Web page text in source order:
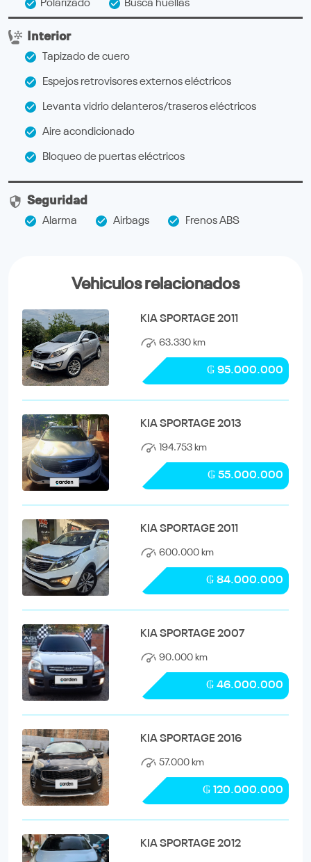
Polarizado Busca huellas
Interior
Tapizado de cuero
Espejos retrovisores externos eléctricos
Levanta vidrio delanteros/traseros eléctricos
Aire acondicionado
Bloqueo de puertas eléctricos
Seguridad
Alarma Airbags Frenos ABS
Vehiculos relacionados
KIA SPORTAGE 2011
63.330 km
₲ 95.000.000
KIA SPORTAGE 2013
194.753 km
₲ 55.000.000
KIA SPORTAGE 2011
600.000 km
₲ 84.000.000
KIA SPORTAGE 2007
90.000 km
₲ 46.000.000
KIA SPORTAGE 2016
57.000 km
₲ 120.000.000
KIA SPORTAGE 2012